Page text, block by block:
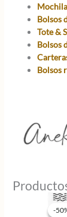
Bolsos
Tote &
Bolsos
Bolsos
--